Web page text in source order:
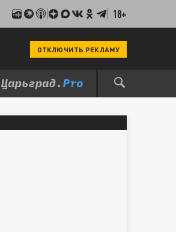
18+
ОТКЛЮЧИТЬ РЕКЛАМУ